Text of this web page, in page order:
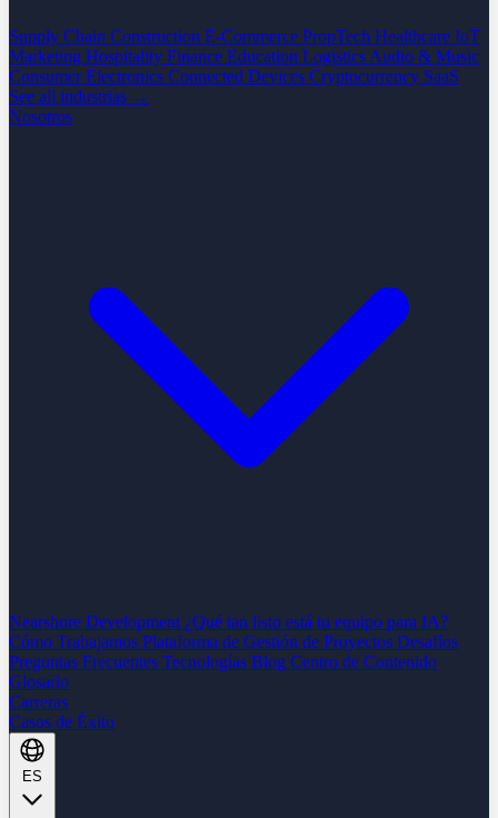
Supply Chain Construction E-Commerce PropTech Healthcare IoT
Marketing Hospitality Finance Education Logistics Audio & Music
Consumer Electronics Connected Devices Cryptocurrency SaaS
See all industrias →
Nosotros
Nearshore Development ¿Qué tan listo está tu equipo para IA?
Cómo Trabajamos Plataforma de Gestión de Proyectos Desafíos
Preguntas Frecuentes Tecnologías Blog Centro de Contenido
Glosario
Carreras
Casos de Éxito